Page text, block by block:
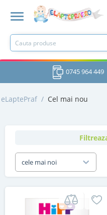
0745 964 449
eLaptePraf / Cel mai nou
cele mai noi